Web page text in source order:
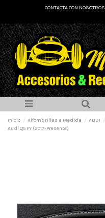
CONTACTA CON NOSOTROS
Inicio Alfombrillas a Medida AUDI
Audi Q5 FY (2017-Presente)